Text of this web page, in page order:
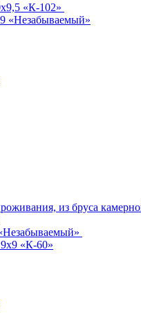
«К-102»
из бруса